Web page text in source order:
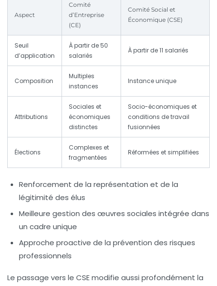
Aspect
Comité
d’Entreprise
(CE)
Comité Social et
Économique (CSE)
Seuil
d’application
À partir de 50
salariés
À partir de 11 salariés
Composition
Multiples
instances
Instance unique
Attributions
Sociales et
économiques
distinctes
Socio-économiques et
conditions de travail
fusionnées
Élections
Complexes et
fragmentées
Réformées et simplifiées
Renforcement de la représentation et de la
légitimité des élus
Meilleure gestion des œuvres sociales intégrée dans
un cadre unique
Approche proactive de la prévention des risques
professionnels
Le passage vers le CSE modifie aussi profondément la